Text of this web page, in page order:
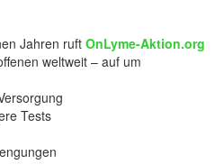
Jahren ruft OnLyme-Aktion.org
weltweit – auf um
Tests